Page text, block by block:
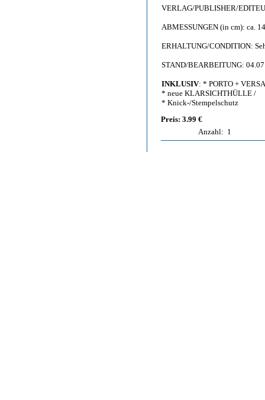
VERLAG/PUBLISHER/
ABMESSUNGEN (in cm): ca.
ERHALTUNG/CONDITION:
STAND/BEARBEITUNG:
INKLUSIV: * PORTO +
* neue KLARSICHTHÜLLE /
* Knick-/Stempelschutz
Preis: 3.99 €
Anzahl: 1